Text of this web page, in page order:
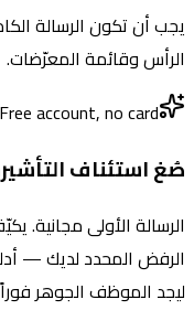
يجب أن تكون الرسالة
الرأس وقائمة المعرّضات.
Free account, no card
صُغ استئناف التأشيرة في
الرسالة الأولى مجانية.
الرفض المحدد لديك —
ليجد الموظف الجوهر